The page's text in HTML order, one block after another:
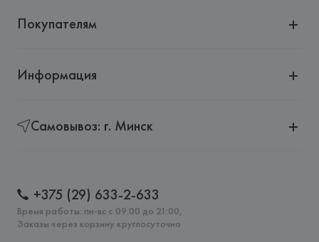
Покупателям
Информация
Самовывоз: г. Минск
+375 (29) 633-2-633
Время работы: пн-вс с 09:00 до 21:00,
Заказы через корзину круглосуточно